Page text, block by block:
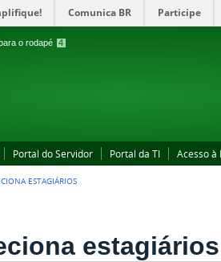
Comunica BR Participe
o rodapé 4
Portal do Servidor Portal da TI Acesso à
ESTAGIÁRIOS
estagiários